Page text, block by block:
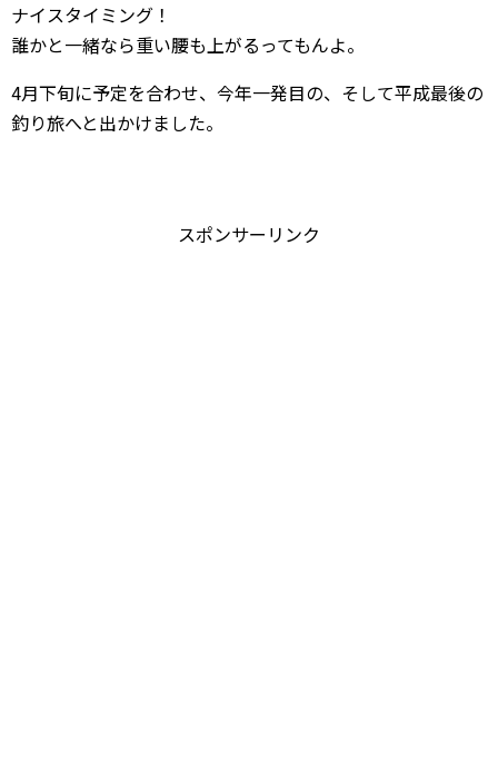
ナイスタイミング！
誰かと一緒なら重い腰も上がるってもんよ。
4月下旬に予定を合わせ、今年一発目の、そして平成最後の
釣り旅へと出かけました。
スポンサーリンク